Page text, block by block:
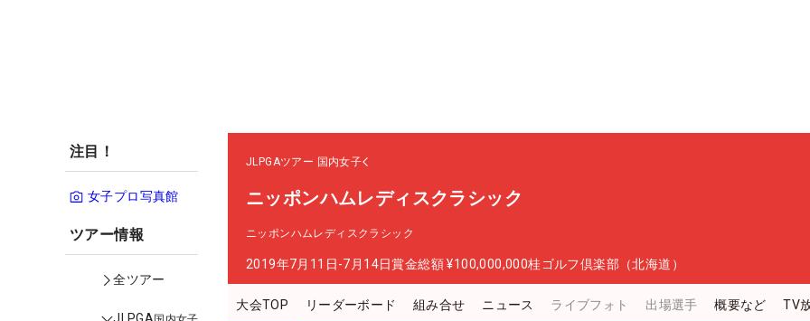
注目！
女子プロ写真館
ツアー情報
全ツアー
JLPGAツアー 国内女子
ニッポンハムレディスクラシック
ニッポンハムレディスクラシック
2019年7月11日-7月14日賞金総額 ¥100,000,000桂ゴルフ倶楽部（北海道）
大会TOP リーダーボード 組み合せ ニュース ライブフォト 出場選手 概要など TV